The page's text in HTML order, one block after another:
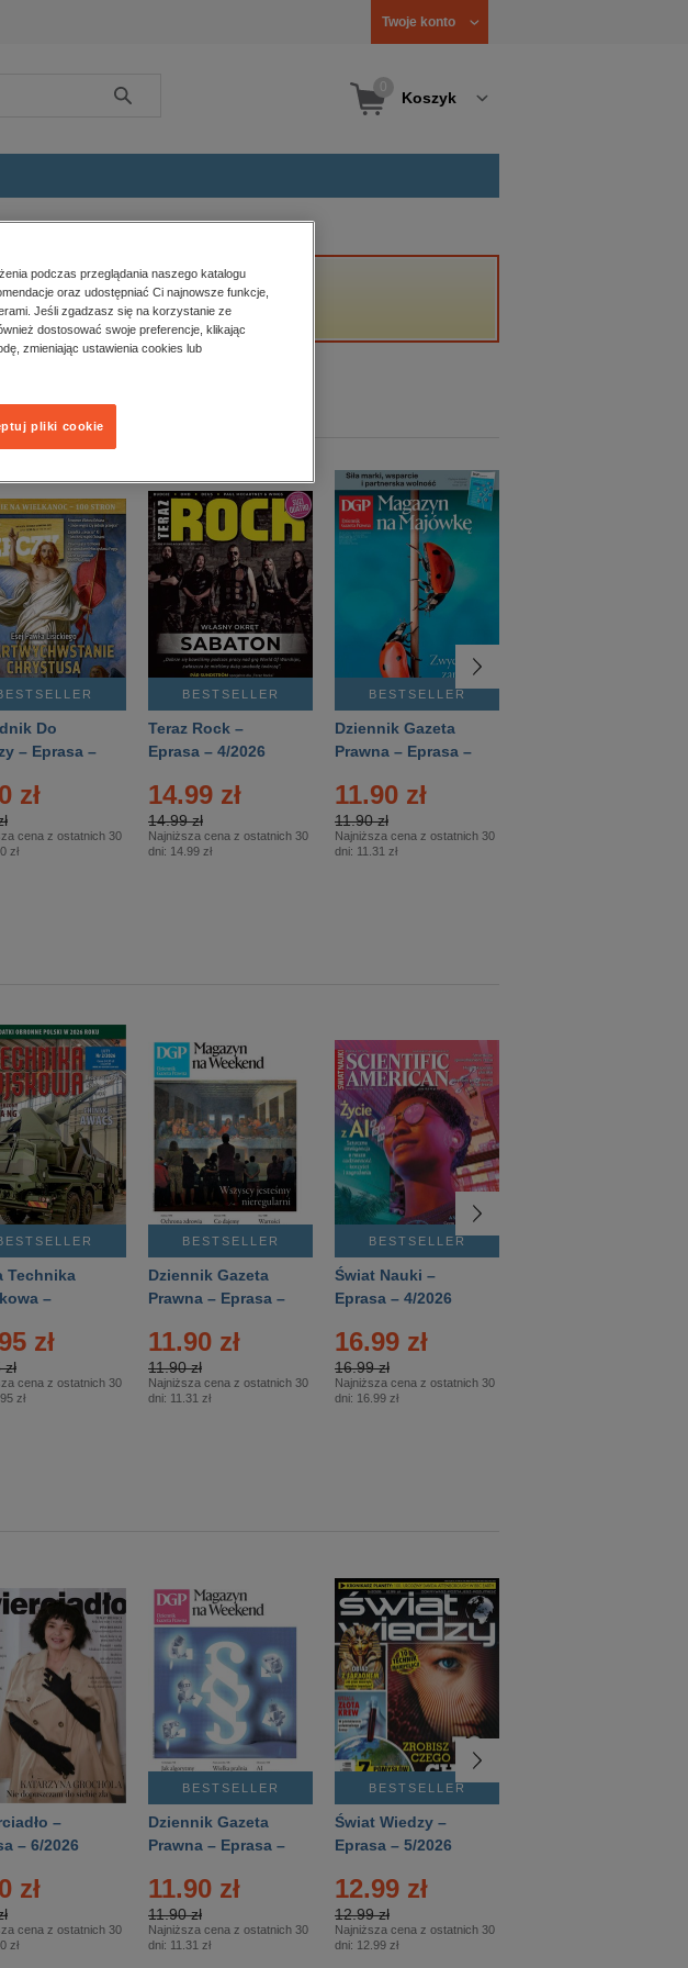
Twoje konto
Szukaj Koszyk
nie jest dostępny.
Do
– Eprasa –
zł
cena z ostatnich 30
zł
BESTSELLER
Teraz Rock –
Eprasa – 4/2026
14.99 zł
14.99 zł
Najniższa cena z ostatnich 30
dni: 14.99 zł
BESTSELLER
Dziennik Gazeta
Prawna – Eprasa –
11.90 zł
11.90 zł
Najniższa cena z ostatnich 30
dni: 11.31 zł
Technika
–
zł
cena z ostatnich 30
zł
BESTSELLER
Dziennik Gazeta
Prawna – Eprasa –
11.90 zł
11.90 zł
Najniższa cena z ostatnich 30
dni: 11.31 zł
BESTSELLER
Świat Nauki –
Eprasa – 4/2026
16.99 zł
16.99 zł
Najniższa cena z ostatnich 30
dni: 16.99 zł
–
– 6/2026
zł
cena z ostatnich 30
zł
BESTSELLER
Dziennik Gazeta
Prawna – Eprasa –
11.90 zł
11.90 zł
Najniższa cena z ostatnich 30
dni: 11.31 zł
BESTSELLER
Świat Wiedzy –
Eprasa – 5/2026
12.99 zł
12.99 zł
Najniższa cena z ostatnich 30
dni: 12.99 zł
podczas przeglądania naszego katalogu
oraz udostępniać Ci najnowsze funkcje,
Jeśli zgadzasz się na korzystanie ze
dostosować swoje preferencje, klikając
zmieniając ustawienia cookies lub
pliki cookie